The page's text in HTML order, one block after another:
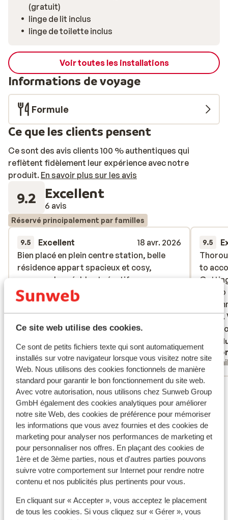
Ce site web utilise des cookies.
Ce sont de petits fichiers texte qui sont automatiquement
installés sur votre navigateur lorsque vous visitez notre site
Web. Nous utilisons des cookies fonctionnels de manière
standard pour garantir le bon fonctionnement du site web.
Avec votre autorisation, nous utilisons chez Sunweb Group
GmbH également des cookies analytiques pour améliorer
notre site Web, des cookies de préférence pour mémoriser
les informations que vous avez fournies et des cookies de
marketing pour analyser nos performances de marketing et
pour personnaliser nos offres. En plaçant des cookies de
1ère et de 3ème parties, nous et d'autres parties pouvons
suivre votre comportement sur Internet pour rendre notre
contenu et nos publicités plus pertinents pour vous.
En cliquant sur « Accepter », vous acceptez le placement
de tous les cookies. Si vous cliquez sur « Gérer », vous
(gratuit)
linge de lit inclus
linge de toilette inclus
Voir toutes les installations
Informations de voyage
Formule
Ce que les clients pensent
Ce sont des avis clients 100 % authentiques qui
reflètent fidèlement leur expérience avec notre
produit. En savoir plus sur les avis
9.2 Excellent
6 avis
Réservé principalement par familles
9.5 Excellent
18 avr. 2026
Bien placé en plein centre station, belle
résidence appart spacieux et cosy,
personnel agréable et réactif
Bien placé en plein centre station, belle
résidence appart spacieux et cosy,
personnel agréable et réactif
Anonyme
Familles
9.5
to
was
family.
super
to
was
family.
Voir tous les 6 avis
Forfait, cours et matériel de ski
Forfait remontées mécaniques
Cours de ski
Matériel de ski